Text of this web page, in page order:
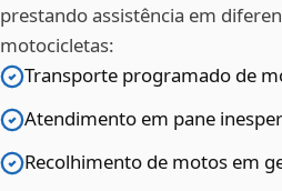
prestando assistência em
motocicletas:
Transporte programado de
Atendimento em pane
Recolhimento de motos em